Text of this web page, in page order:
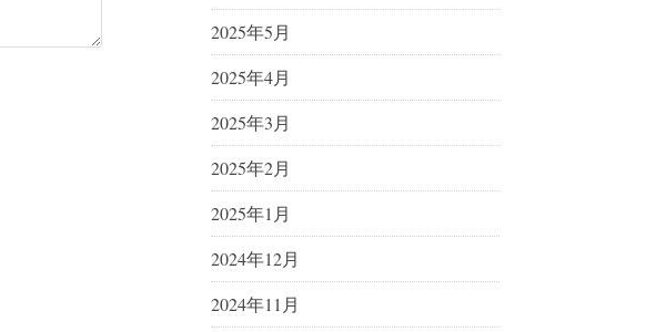
2025年5月
2025年4月
2025年3月
2025年2月
2025年1月
2024年12月
2024年11月